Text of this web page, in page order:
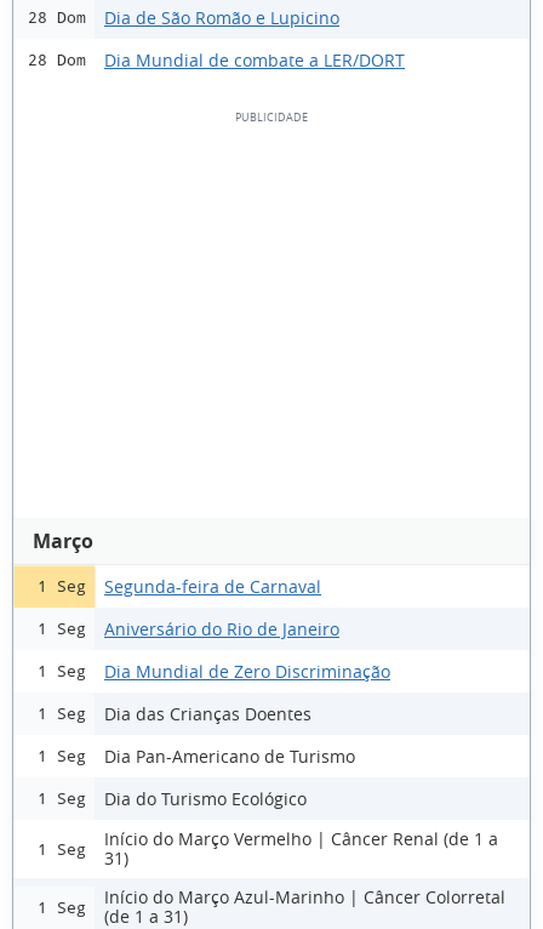
28 Dom Dia de São Romão e Lupicino
28 Dom Dia Mundial de combate a LER/DORT
Março
1 Seg Segunda-feira de Carnaval
1 Seg Aniversário do Rio de Janeiro
1 Seg Dia Mundial de Zero Discriminação
1 Seg Dia das Crianças Doentes
1 Seg Dia Pan-Americano de Turismo
1 Seg Dia do Turismo Ecológico
1 Seg
Início do Março Vermelho | Câncer Renal (de 1 a
31)
1 Seg
Início do Março Azul-Marinho | Câncer Colorretal
(de 1 a 31)